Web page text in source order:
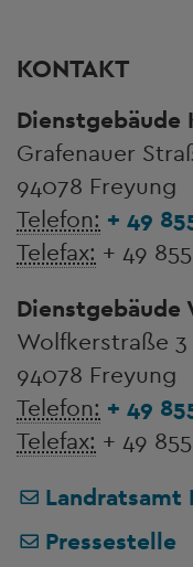
KONTAKT
Dienstgebäude
Grafenauer
94078 Freyung
Telefon: + 49
Telefax: + 49
Dienstgebäude
Wolfkerstraße 3
94078 Freyung
Telefon: + 49
Telefax: + 49
Landratsamt
Pressestelle